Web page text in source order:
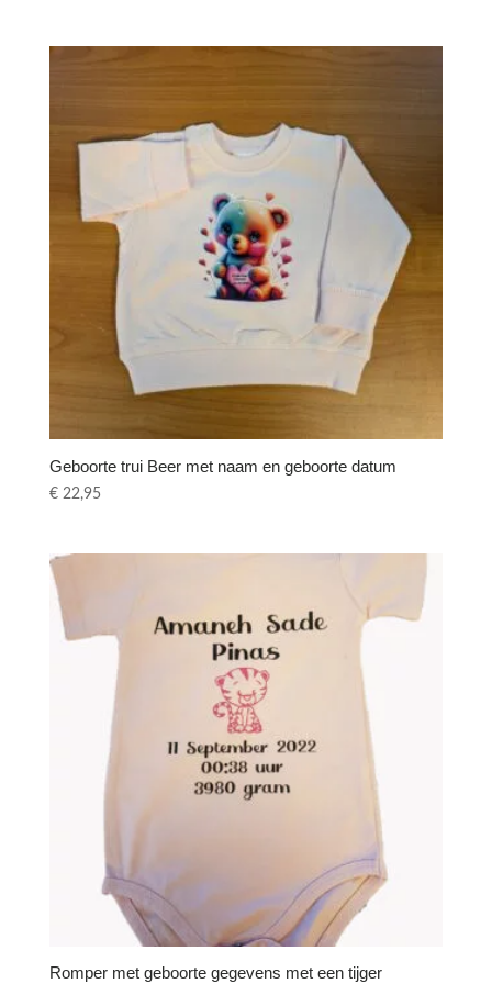
Geboorte trui Beer met naam en geboorte datum
€22,95
Romper met geboorte gegevens met een tijger